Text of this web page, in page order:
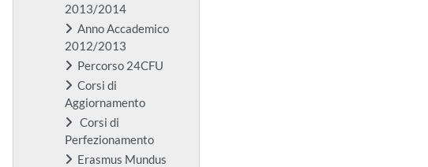
2013/2014
Anno Accademico
2012/2013
Percorso 24CFU
Corsi di
Aggiornamento
Corsi di
Perfezionamento
Erasmus Mundus